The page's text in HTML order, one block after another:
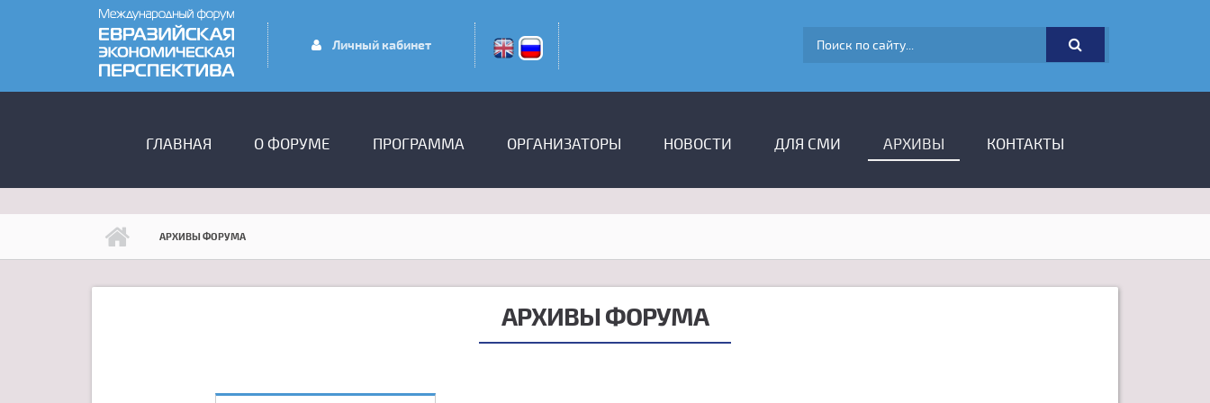
Перейти к основному содержанию
Личный кабинет ФОРМА ПОИСКА
ГЛАВНОЕ МЕНЮ
ГЛАВНАЯ О ФОРУМЕ ПРОГРАММА ОРГАНИЗАТОРЫ НОВОСТИ ДЛЯ СМИ АРХИВЫ КОНТАКТЫ
АРХИВЫ ФОРУМА
АРХИВЫ ФОРУМА